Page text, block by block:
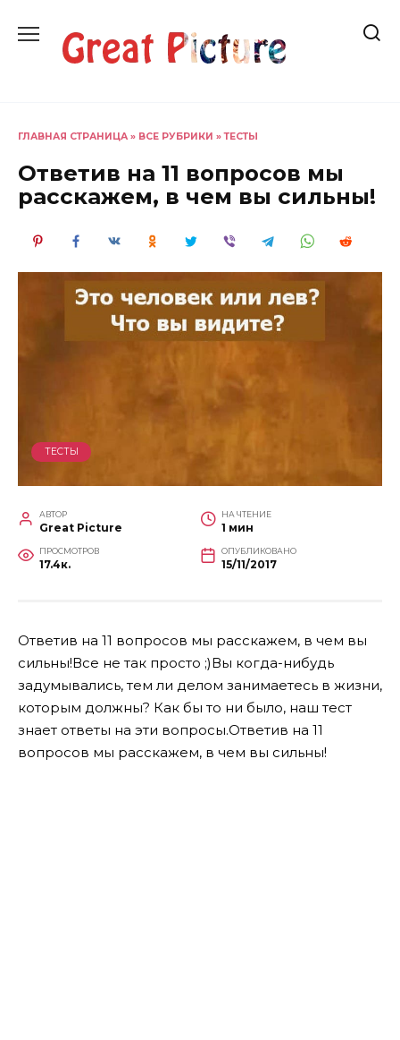
содержанию
ГЛАВНАЯ СТРАНИЦА » ВСЕ РУБРИКИ »ТЕСТЫ
Ответив на 11 вопросов мы
расскажем, в чем вы сильны!
ТЕСТЫ
АВТОР
Great Picture
НА ЧТЕНИЕ
1 мин
ПРОСМОТРОВ
17.4к.
ОПУБЛИКОВАНО
15/11/2017
Ответив на 11 вопросов мы расскажем, в чем вы
сильны!Все не так просто ;)Вы когда-нибудь
задумывались, тем ли делом занимаетесь в жизни,
которым должны? Как бы то ни было, наш тест
знает ответы на эти вопросы.Ответив на 11
вопросов мы расскажем, в чем вы сильны!